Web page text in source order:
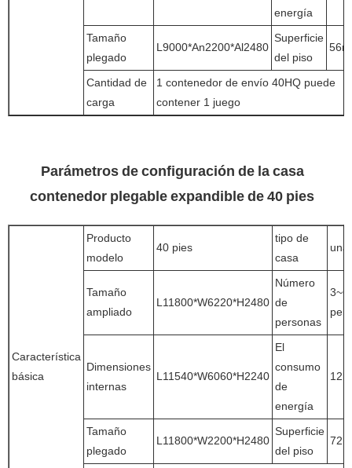
energía
Tamaño
plegado
L9000*An2200*Al2480
Superficie
del piso
Cantidad de
carga
1 contenedor de envío 40HQ puede
contener 1 juego
Parámetros de configuración de la casa
contenedor plegable expandible de 40 pies
Característica
básica
Producto
modelo
40 pies
tipo de
casa
una
Tamaño
ampliado
L11800*W6220*H2480
Número
de
personas
3~6
Dimensiones
internas
L11540*W6060*H2240
El
consumo
de
energía
Tamaño
plegado
L11800*W2200*H2480
Superficie
del piso